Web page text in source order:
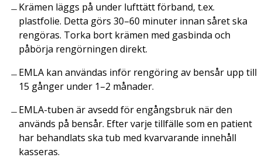
Krämen läggs på under lufttätt förband, t.ex.
plastfolie. Detta görs 30–60 minuter innan såret ska
rengöras. Torka bort krämen med gasbinda och
påbörja rengörningen direkt.
EMLA kan användas inför rengöring av bensår upp till
15 gånger under 1–2 månader.
EMLA-tuben är avsedd för engångsbruk när den
används på bensår. Efter varje tillfälle som en patient
har behandlats ska tub med kvarvarande innehåll
kasseras.